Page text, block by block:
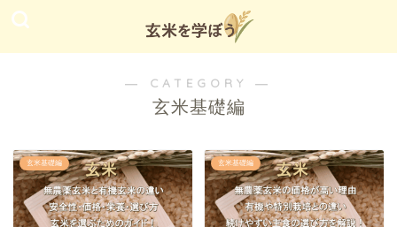
― CATEGORY ―
玄米基礎編
玄米基礎編 玄米基礎編